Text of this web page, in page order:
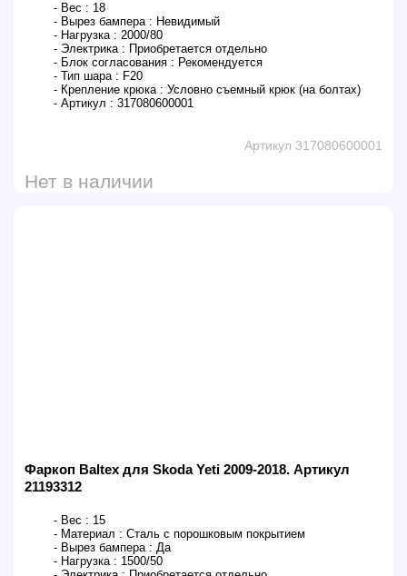
- Вес : 18
- Вырез бампера : Невидимый
- Нагрузка : 2000/80
- Электрика : Приобретается отдельно
- Блок согласования : Рекомендуется
- Тип шара : F20
- Крепление крюка : Условно съемный крюк (на болтах)
- Артикул : 317080600001
Артикул 317080600001
Нет в наличии
Фаркоп Baltex для Skoda Yeti 2009-2018. Артикул
21193312
- Вес : 15
- Материал : Сталь с порошковым покрытием
- Вырез бампера : Да
- Нагрузка : 1500/50